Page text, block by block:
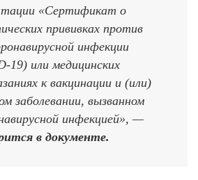
«Сертификат о
прививках против
инфекции
19) или медицинских
к вакцинации и (или)
заболевании, вызванном
инфекцией», —
в документе.